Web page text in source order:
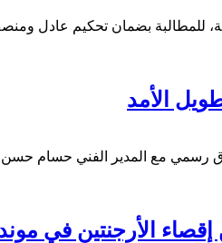
رقمية واسعة، للمطالبة بضمان
الأمد
مع المدير الفني حسام حسن
الأرجنتين في